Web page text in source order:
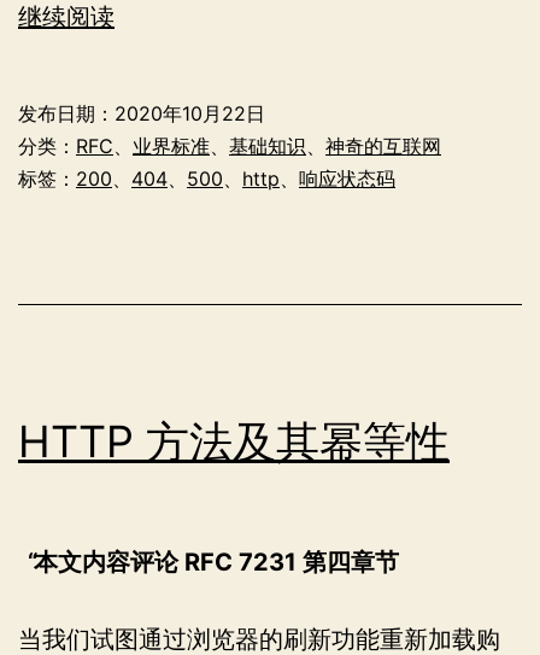
继续阅读
传
输
（HTTP）
响
应
态
发布日期： 2020年10月22日
分类： RFC 业界标准 基础知识
神奇的互联网
标签： 200 404 500 http 响应状态码
HTTP 方法及其幂等性
本文内容评论 RFC 7231 第四章节
当我们试图通过浏览器的刷新功能重新加载购